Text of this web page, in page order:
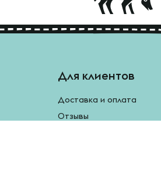
Для клиентов
Доставка и оплата
Отзывы